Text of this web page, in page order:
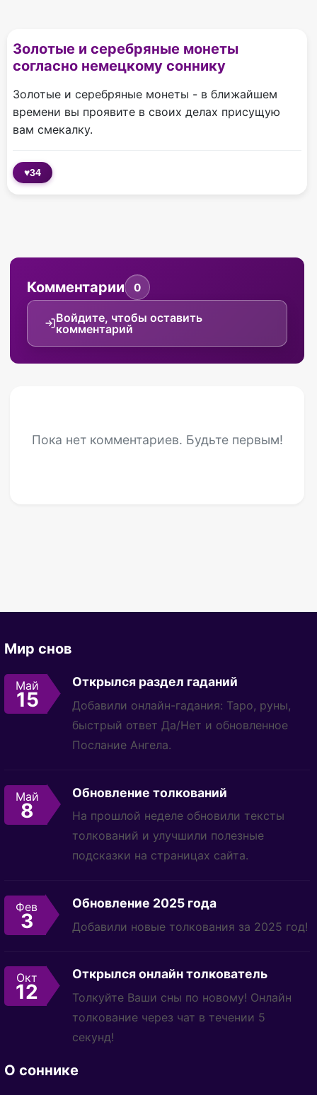
Золотые и серебряные монеты
согласно немецкому соннику
Золотые и серебряные монеты - в ближайшем
времени вы проявите в своих делах присущую
вам смекалку.
♥34
Комментарии 0
Войдите, чтобы оставить
комментарий
Пока нет комментариев. Будьте первым!
Мир снов
Май
15
Открылся раздел гаданий
Добавили онлайн-гадания: Таро, руны,
быстрый ответ Да/Нет и обновленное
Послание Ангела.
Май
8
Обновление толкований
На прошлой неделе обновили тексты
толкований и улучшили полезные
подсказки на страницах сайта.
Фев
3
Обновление 2025 года
Добавили новые толкования за 2025 год!
Окт
12
Открылся онлайн толкователь
Толкуйте Ваши сны по новому! Онлайн
толкование через чат в течении 5
секунд!
О соннике